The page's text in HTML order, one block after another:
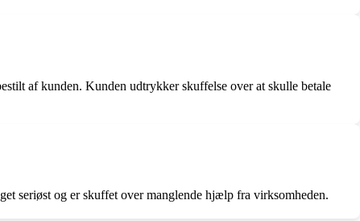
af kunden. Kunden udtrykker skuffelse over at skulle betale
seriøst og er skuffet over manglende hjælp fra virksomheden.